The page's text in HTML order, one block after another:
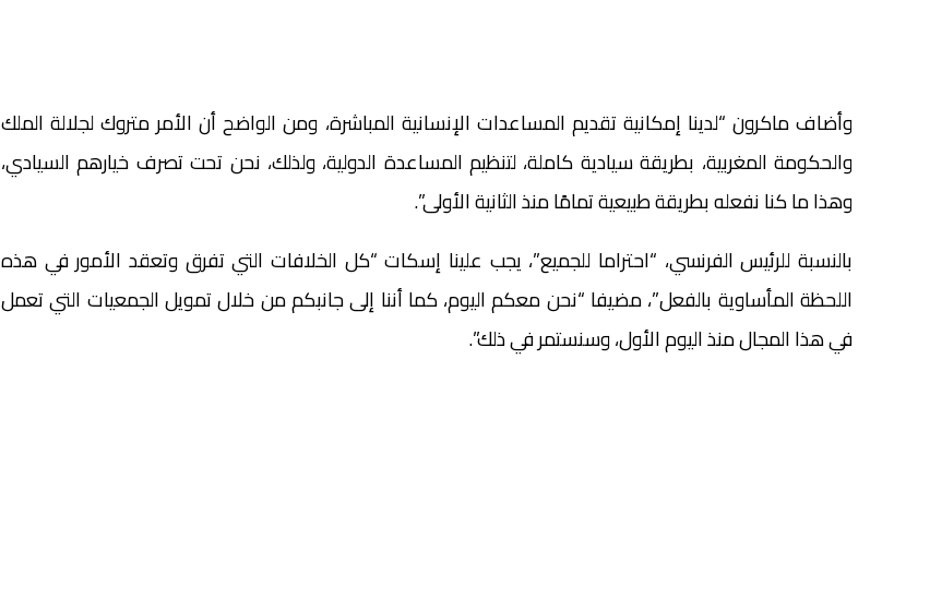
وأضاف ماكرون “لدينا إمكانية تقديم المساعدات الإنسانية المباشرة، ومن الواضح أن الأمر متروك لجلالة الملك
والحكومة المغربية، بطريقة سيادية كاملة، لتنظيم المساعدة الدولية، ولذلك، نحن تحت تصرف خيارهم السيادي،
وهذا ما كنا نفعله بطريقة طبيعية تمامًا منذ الثانية الأولى”.
بالنسبة للرئيس الفرنسي، “احتراما للجميع”، يجب علينا إسكات “كل الخلافات التي تفرق وتعقد الأمور في هذه
اللحظة المأساوية بالفعل”، مضيفا “نحن معكم اليوم، كما أننا إلى جانبكم من خلال تمويل الجمعيات التي تعمل
في هذا المجال منذ اليوم الأول، وسنستمر في ذلك”.